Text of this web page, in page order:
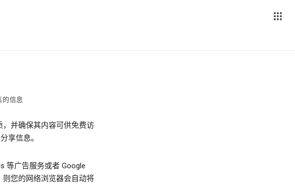
的信息
并确保其内容可供免费访
享信息。
等广告服务或者 Google
您的网络浏览器会自动将